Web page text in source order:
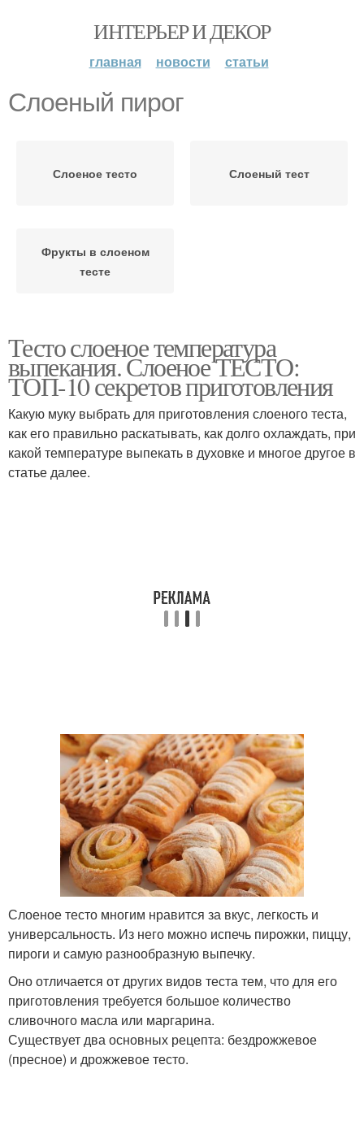
ИНТЕРЬЕР И ДЕКОР
главная новости статьи
Слоеный пирог
Слоеное тесто Слоеный тест
Фрукты в слоеном
тесте
Тесто слоеное температура
выпекания. Слоеное ТЕСТО:
ТОП-10 секретов приготовления
Какую муку выбрать для приготовления слоеного теста,
как его правильно раскатывать, как долго охлаждать, при
какой температуре выпекать в духовке и многое другое в
статье далее.
Слоеное тесто многим нравится за вкус, легкость и
универсальность. Из него можно испечь пирожки, пиццу,
пироги и самую разнообразную выпечку.
Оно отличается от других видов теста тем, что для его
приготовления требуется большое количество
сливочного масла или маргарина.
Существует два основных рецепта: бездрожжевое
(пресное) и дрожжевое тесто.